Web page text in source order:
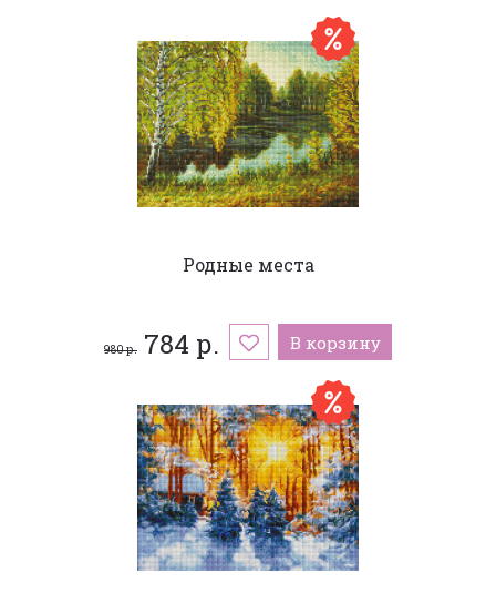
Родные места
980 р. 784 р. В корзину